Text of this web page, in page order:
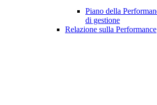
Piano della
di gestione
Relazione sulla Performance